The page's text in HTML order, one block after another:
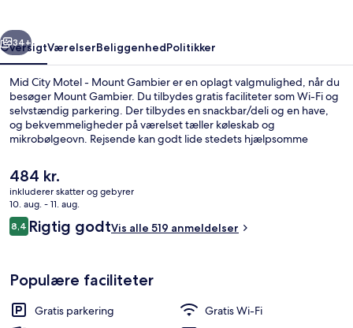
Næste
34+
OversigtVærelserBeliggenhedPolitikker
Mid City Motel - Mount Gambier er en oplagt valgmulighed, når du
besøger Mount Gambier. Du tilbydes gratis faciliteter som Wi-Fi og
selvstændig parkering. Der tilbydes en snackbar/deli og en have,
og bekvemmeligheder på værelset tæller køleskab og
mikrobølgeovn. Rejsende kan godt lide stedets hjælpsomme
Den
nuværende
pris
er
484 kr.
484 kr.
inkluderer skatter og gebyrer
10. aug. - 11. aug.
Anmeldelser
8,48,4 ud af 10.
Rigtig godtVis alle 519 anmeldelser
Populære faciliteter
Gratis parkering
Gratis Wi-Fi